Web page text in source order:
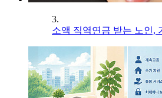
3.
소액 직역연금 받는 노인,